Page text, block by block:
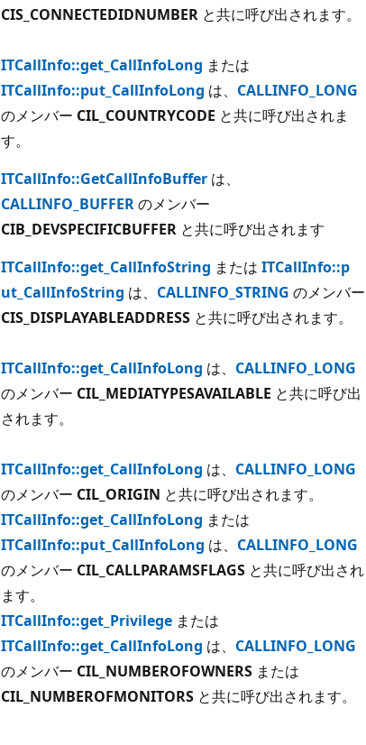
CIS_CONNECTEDIDNUMBER と共に呼び出されます。
ITCallInfo::get_CallInfoLong または
ITCallInfo::put_CallInfoLong は、 CALLINFO_LONG
のメンバー CIL_COUNTRYCODE と共に呼び出されま
す。
ITCallInfo::GetCallInfoBuffer は、
CALLINFO_BUFFERのメンバー
CIB_DEVSPECIFICBUFFER と共に呼び出されます
ITCallInfo::get_CallInfoString または ITCallInfo::p
ut_CallInfoString は、 CALLINFO_STRING のメンバー
CIS_DISPLAYABLEADDRESS と共に呼び出されます。
ITCallInfo::get_CallInfoLong は、 CALLINFO_LONG
のメンバー CIL_MEDIATYPESAVAILABLE と共に呼び出
されます。
ITCallInfo::get_CallInfoLong は、 CALLINFO_LONG
のメンバー CIL_ORIGIN と共に呼び出されます。
ITCallInfo::get_CallInfoLong または
ITCallInfo::put_CallInfoLong は、 CALLINFO_LONG
のメンバー CIL_CALLPARAMSFLAGS と共に呼び出され
ます。
ITCallInfo::get_Privilege または
ITCallInfo::get_CallInfoLong は、 CALLINFO_LONG
のメンバー CIL_NUMBEROFOWNERS または
CIL_NUMBEROFMONITORS と共に呼び出されます。